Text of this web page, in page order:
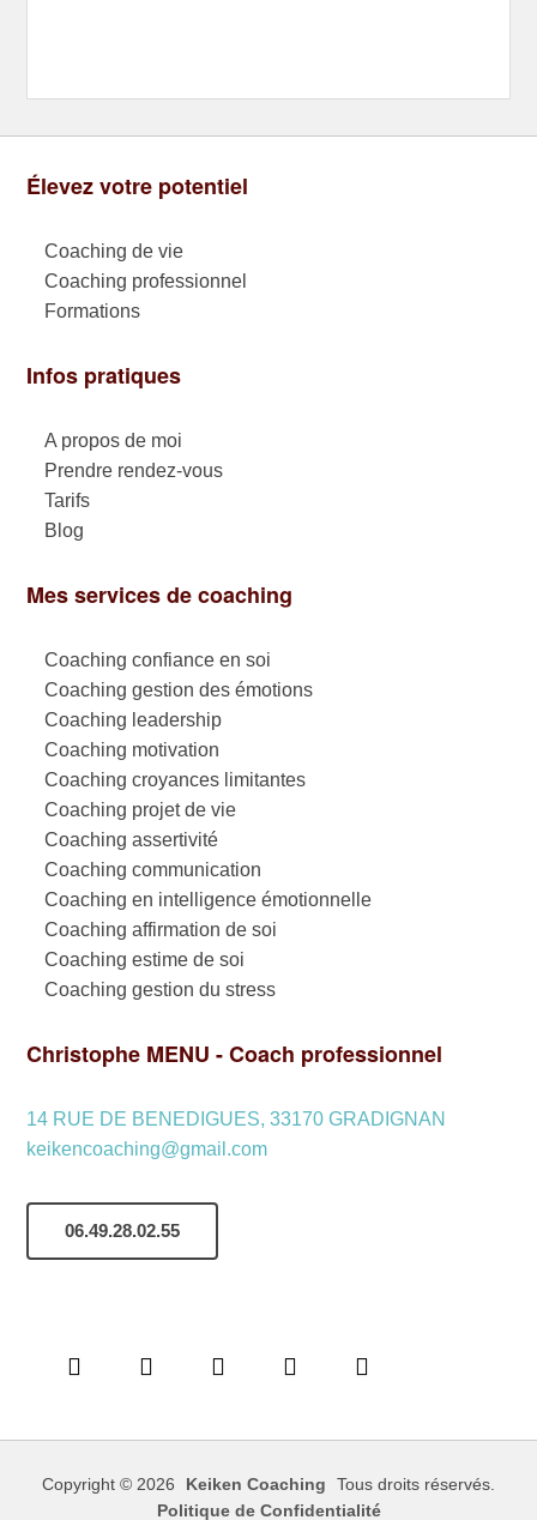
Élevez votre potentiel
Coaching de vie
Coaching professionnel
Formations
Infos pratiques
A propos de moi
Prendre rendez-vous
Tarifs
Blog
Mes services de coaching
Coaching confiance en soi
Coaching gestion des émotions
Coaching leadership
Coaching motivation
Coaching croyances limitantes
Coaching projet de vie
Coaching assertivité
Coaching communication
Coaching en intelligence émotionnelle
Coaching affirmation de soi
Coaching estime de soi
Coaching gestion du stress
Christophe MENU - Coach professionnel
14 RUE DE BENEDIGUES, 33170 GRADIGNAN
keikencoaching@gmail.com
06.49.28.02.55
Copyright © 2026 Keiken Coaching
Tous droits réservés.
Politique de Confidentialité